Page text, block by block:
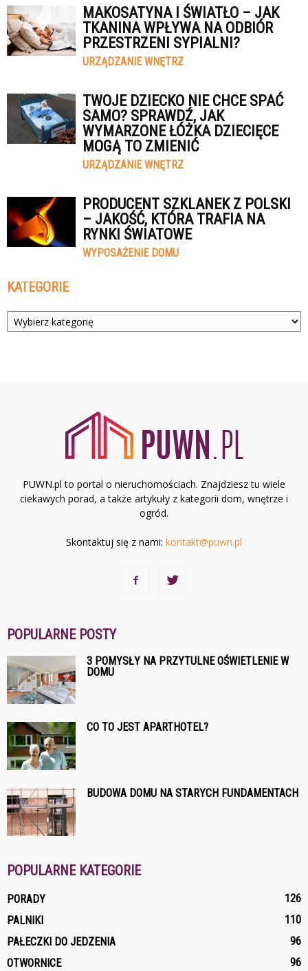
MAKOSATYNA I ŚWIATŁO – JAK
TKANINA WPŁYWA NA ODBIÓR
PRZESTRZENI SYPIALNI?
URZĄDZANIE WNĘTRZ
TWOJE DZIECKO NIE CHCE SPAĆ
SAMO? SPRAWDŹ, JAK
WYMARZONE ŁÓŻKA DZIECIĘCE
MOGĄ TO ZMIENIĆ
URZĄDZANIE WNĘTRZ
PRODUCENT SZKLANEK Z POLSKI
– JAKOŚĆ, KTÓRA TRAFIA NA
RYNKI ŚWIATOWE
WYPOSAŻENIE DOMU
KATEGORIE
Kategorie
PUWN.pl to portal o nieruchomościach. Znajdziesz tu wiele
ciekawych porad, a także artykuły z kategorii dom, wnętrze i
ogród.
Skontaktuj się z nami: kontakt@puwn.pl
POPULARNE POSTY
3 POMYSŁY NA PRZYTULNE OŚWIETLENIE W
DOMU
CO TO JEST APARTHOTEL?
BUDOWA DOMU NA STARYCH FUNDAMENTACH
POPULARNE KATEGORIE
PORADY
126
PALNIKI
110
PAŁECZKI DO JEDZENIA
96
OTWORNICE
96